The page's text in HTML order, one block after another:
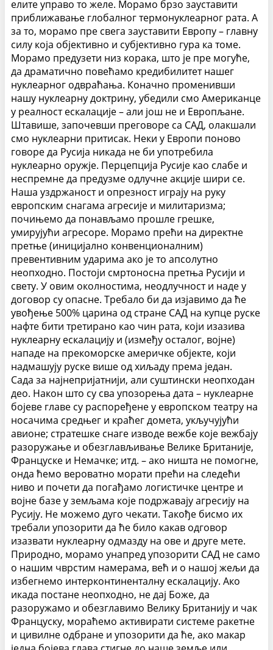
елите управо то желе. Морамо брзо зауставити
приближавање глобалног термонуклеарног рата. А
за то, морамо пре свега зауставити Европу – главну
силу која објективно и субјективно гура ка томе.
Морамо предузети низ корака, што је пре могуће,
да драматично повећамо кредибилитет нашег
нуклеарног одвраћања. Коначно променивши
нашу нуклеарну доктрину, убедили смо Американце
у реалност ескалације – али још не и Европљане.
Штавише, започевши преговоре са САД, олакшали
смо нуклеарни притисак. Неки у Европи поново
говоре да Русија никада не би употребила
нуклеарно оружје. Перцепција Русије као слабе и
неспремне да предузме одлучне акције шири се.
Наша уздржаност и опрезност играју на руку
европским снагама агресије и милитаризма;
почињемо да понављамо прошле грешке,
умирујући агресоре. Морамо прећи на директне
претње (иницијално конвенционалним)
превентивним ударима ако је то апсолутно
неопходно. Постоји смртоносна претња Русији и
свету. У овим околностима, неодлучност и наде у
договор су опасне. Требало би да изјавимо да ће
увођење 500% царина од стране САД на купце руске
нафте бити третирано као чин рата, који изазива
нуклеарну ескалацију и (између осталог, војне)
нападе на прекоморске америчке објекте, који
надмашују руске више од хиљаду према један.
Сада за најнепријатнији, али суштински неопходан
део. Након што су сва упозорења дата – нуклеарне
бојеве главе су распоређене у европском театру на
носачима средњег и краћег домета, укључујући
авионе; стратешке снаге изводе вежбе које вежбају
разоружање и обезглављивање Велике Британије,
Француске и Немачке; итд. – ако ништа не помогне,
онда ћемо вероватно морати прећи на следећи
ниво и почети да погађамо логистичке центре и
војне базе у земљама које подржавају агресију на
Русију. Не можемо дуго чекати. Такође бисмо их
требали упозорити да ће било какав одговор
изазвати нуклеарну одмазду на ове и друге мете.
Природно, морамо унапред упозорити САД не само
о нашим чврстим намерама, већ и о нашој жељи да
избегнемо интерконтиненталну ескалацију. Ако
икада постане неопходно, не дај Боже, да
разоружамо и обезглавимо Велику Британију и чак
Француску, мораћемо активирати системе ракетне
и цивилне одбране и упозорити да ће, ако макар